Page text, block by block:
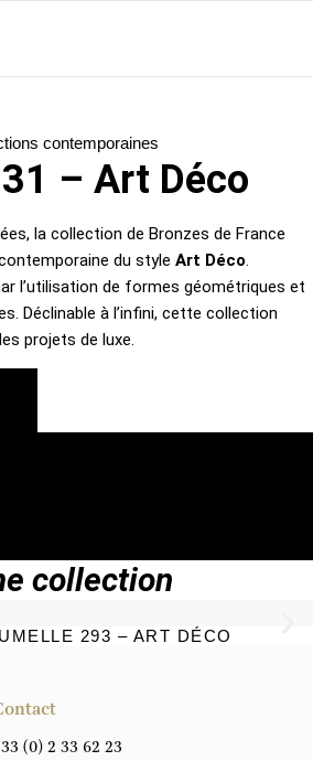
contemporaines
– Art Déco
la collection de Bronzes de France
du style Art Déco.
l’utilisation de formes géométriques et
Déclinable à l’infini, cette collection
projets de luxe.
collection
293 – ART DÉCO
(0) 2 33 62 23